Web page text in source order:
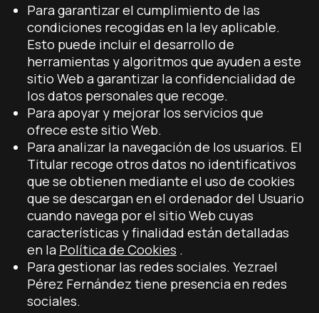
Para garantizar el cumplimiento de las
condiciones recogidas en la ley aplicable.
Esto puede incluir el desarrollo de
herramientas y algoritmos que ayuden a este
sitio Web a garantizar la confidencialidad de
los datos personales que recoge.
Para apoyar y mejorar los servicios que
ofrece este sitio Web.
Para analizar la navegación de los usuarios. El
Titular recoge otros datos no identificativos
que se obtienen mediante el uso de cookies
que se descargan en el ordenador del Usuario
cuando navega por el sitio Web cuyas
características y finalidad están detalladas
en la Política de Cookies .
Para gestionar las redes sociales. Yezrael
Pérez Fernández tiene presencia en redes
sociales.